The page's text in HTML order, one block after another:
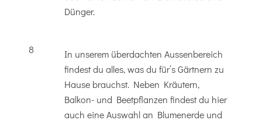
Dünger.
8
In unserem überdachten Aussenbereich
findest du alles, was du für’s Gärtnern zu
Hause brauchst. Neben Kräutern,
Balkon- und Beetpflanzen findest du hier
auch eine Auswahl an Blumenerde und